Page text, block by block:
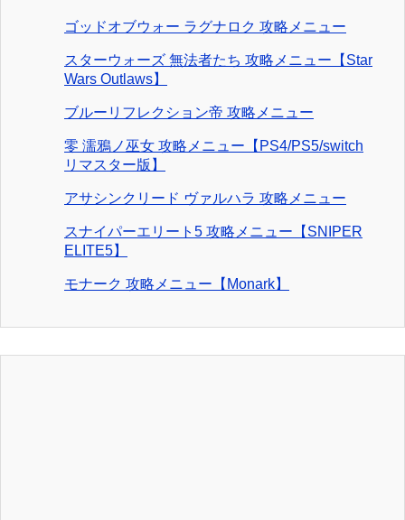
ゴッドオブウォー ラグナロク 攻略メニュー
スターウォーズ 無法者たち 攻略メニュー【Star
Wars Outlaws】
ブルーリフレクション帝 攻略メニュー
零 濡鴉ノ巫女 攻略メニュー【PS4/PS5/switch
リマスター版】
アサシンクリード ヴァルハラ 攻略メニュー
スナイパーエリート5 攻略メニュー【SNIPER
ELITE5】
モナーク 攻略メニュー【Monark】